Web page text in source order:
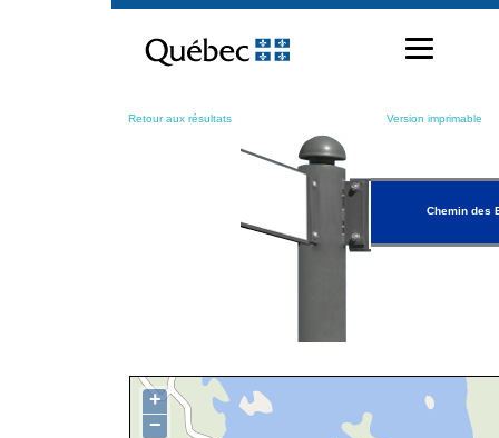
contenu
Retour aux résultats Version imprimable
Chemin des
+
−